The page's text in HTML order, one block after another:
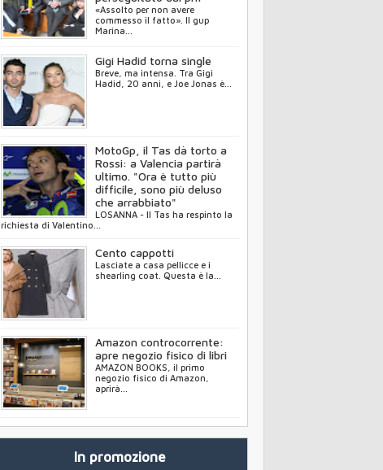
«Assolto per non avere
commesso il fatto». Il gup
Marina...
Gigi Hadid torna single
Breve, ma intensa. Tra Gigi
Hadid, 20 anni, e Joe Jonas è...
MotoGp, il Tas dà torto a
Rossi: a Valencia partirà
ultimo. "Ora è tutto più
difficile, sono più deluso
che arrabbiato"
LOSANNA - Il Tas ha respinto la
richiesta di Valentino...
Cento cappotti
Lasciate a casa pellicce e i
shearling coat. Questa è la...
Amazon controcorrente:
apre negozio fisico di libri
AMAZON BOOKS, il primo
negozio fisico di Amazon,
aprirà...
In promozione